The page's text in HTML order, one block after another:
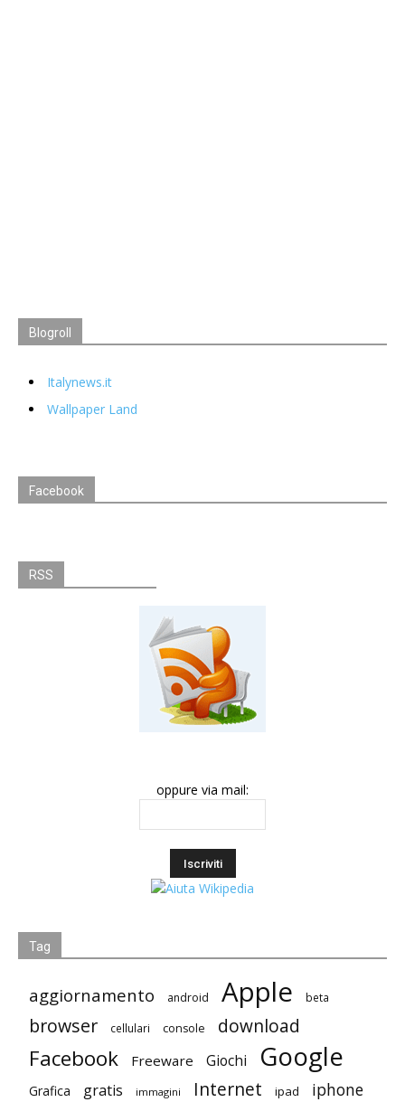
Blogroll
Italynews.it
Wallpaper Land
Facebook
RSS
oppure via mail:
Tag
aggiornamento android Apple beta
browser cellulari console download
Facebook Freeware Giochi Google
Grafica gratis immagini Internet ipad iphone